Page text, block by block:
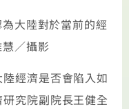
大陸對於當前的經
／攝影
經濟是否會陷入如
究院副院長王健全